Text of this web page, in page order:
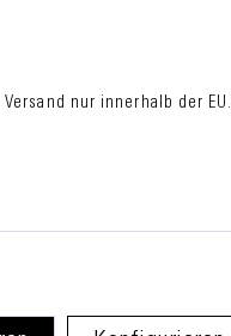
nur innerhalb der EU.